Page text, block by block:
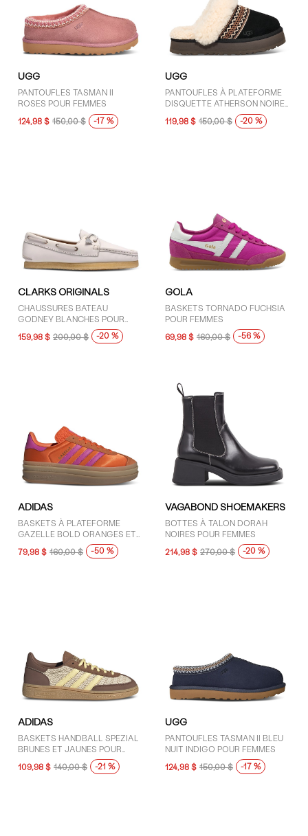
UGG
PANTOUFLES TASMAN II
ROSES POUR FEMMES
124,98 $ 150,00 $ -17 %
UGG
PANTOUFLES À PLATEFORME
DISQUETTE ATHERSON NOIRES
POUR FEMMES
119,98 $ 150,00 $ -20 %
CLARKS ORIGINALS
CHAUSSURES BATEAU
GODNEY BLANCHES POUR
159,98 $ 200,00 $ -20 %
GOLA
BASKETS TORNADO FUCHSIA
POUR FEMMES
69,98 $ 160,00 $ -56 %
ADIDAS
BASKETS À PLATEFORME
GAZELLE BOLD ORANGES ET
ROSES POUR FEMMES
79,98 $ 160,00 $ -50 %
VAGABOND SHOEMAKERS
BOTTES À TALON DORAH
NOIRES POUR FEMMES
214,98 $ 270,00 $ -20 %
ADIDAS
BASKETS HANDBALL SPEZIAL
BRUNES ET JAUNES POUR
FEMMES
109,98 $ 140,00 $ -21 %
UGG
PANTOUFLES TASMAN II BLEU
NUIT INDIGO POUR FEMMES
124,98 $ 150,00 $ -17 %